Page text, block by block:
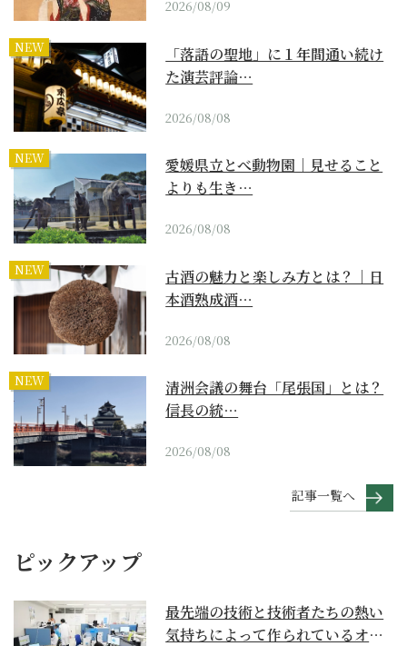
2026/08/09
NEW
「落語の聖地」に１年間通い続け
た演芸評論…
2026/08/08
NEW
愛媛県立とべ動物園｜見せること
よりも生き…
2026/08/08
NEW
古酒の魅力と楽しみ方とは？｜日
本酒熟成酒…
2026/08/08
NEW
清洲会議の舞台「尾張国」とは？
信長の統…
2026/08/08
記事一覧へ
ピックアップ
最先端の技術と技術者たちの熱い
気持ちによって作られているオー